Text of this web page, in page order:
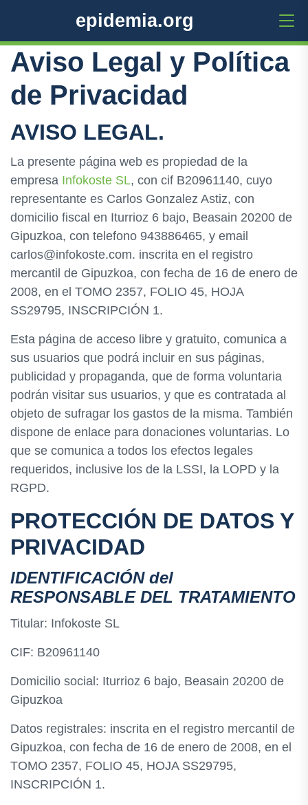
epidemia.org
Aviso Legal y Política
de Privacidad
AVISO LEGAL.
La presente página web es propiedad de la
empresa Infokoste SL, con cif B20961140, cuyo
representante es Carlos Gonzalez Astiz, con
domicilio fiscal en Iturrioz 6 bajo, Beasain 20200 de
Gipuzkoa, con telefono 943886465, y email
carlos@infokoste.com. inscrita en el registro
mercantil de Gipuzkoa, con fecha de 16 de enero de
2008, en el TOMO 2357, FOLIO 45, HOJA
SS29795, INSCRIPCIÓN 1.
Esta página de acceso libre y gratuito, comunica a
sus usuarios que podrá incluir en sus páginas,
publicidad y propaganda, que de forma voluntaria
podrán visitar sus usuarios, y que es contratada al
objeto de sufragar los gastos de la misma. También
dispone de enlace para donaciones voluntarias. Lo
que se comunica a todos los efectos legales
requeridos, inclusive los de la LSSI, la LOPD y la
RGPD.
PROTECCIÓN DE DATOS Y
PRIVACIDAD
IDENTIFICACIÓN del
RESPONSABLE DEL TRATAMIENTO
Titular: Infokoste SL
CIF: B20961140
Domicilio social: Iturrioz 6 bajo, Beasain 20200 de
Gipuzkoa
Datos registrales: inscrita en el registro mercantil de
Gipuzkoa, con fecha de 16 de enero de 2008, en el
TOMO 2357, FOLIO 45, HOJA SS29795,
INSCRIPCIÓN 1.